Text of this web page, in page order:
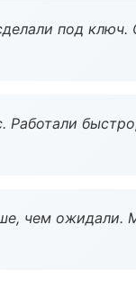
под
Работали
чем ожидали.